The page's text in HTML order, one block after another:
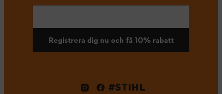
Registrera dig nu och få 10% rabatt
#STIHL